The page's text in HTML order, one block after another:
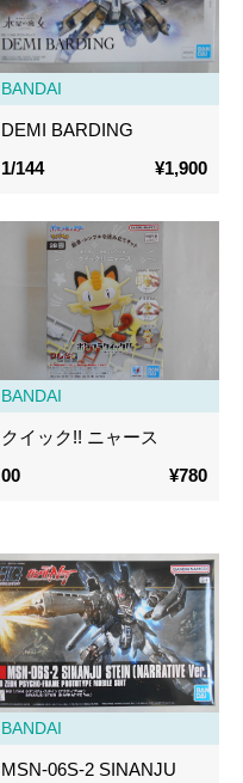
BANDAI
DEMI BARDING
1/144
¥1,900
BANDAI
クイック!! ニャース
00
¥780
BANDAI
MSN-06S-2 SINANJU